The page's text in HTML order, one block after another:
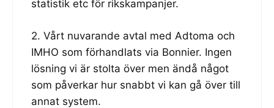
statistik etc för rikskampanjer.
2. Vårt nuvarande avtal med Adtoma och
IMHO som förhandlats via Bonnier. Ingen
lösning vi är stolta över men ändå något
som påverkar hur snabbt vi kan gå över till
annat system.